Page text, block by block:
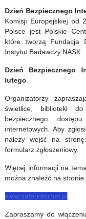
Dzień Bezpiecznego
Komisji Europejskiej od
Polsce jest Polskie
które tworzą Fundacja
Instytut Badawczy NASK.
Dzień Bezpiecznego
lutego.
Organizatorzy
świetlice, biblioteki
bezpiecznego
internetowych. Aby
należy wejść na
formularz zgłoszeniowy.
Więcej informacji na
można znaleźć na
www.saferinternet.pl
Zapraszamy do
Ofiarach